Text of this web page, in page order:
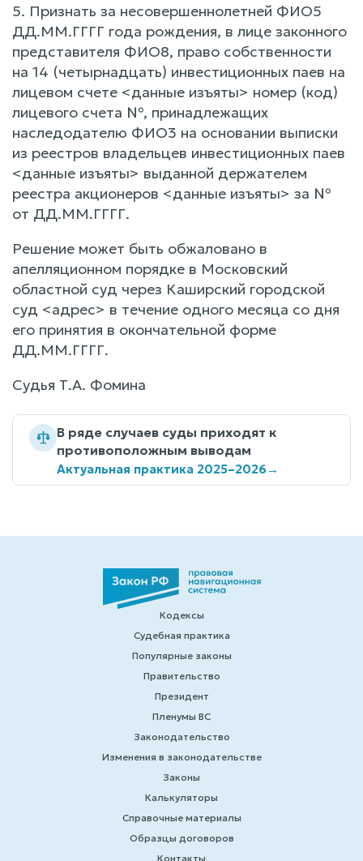
5. Признать за несовершеннолетней ФИО5
ДД.ММ.ГГГГ года рождения, в лице законного
представителя ФИО8, право собственности
на 14 (четырнадцать) инвестиционных паев на
лицевом счете <данные изъяты> номер (код)
лицевого счета №, принадлежащих
наследодателю ФИО3 на основании выписки
из реестров владельцев инвестиционных паев
<данные изъяты> выданной держателем
реестра акционеров <данные изъяты> за №
от ДД.ММ.ГГГГ.
Решение может быть обжаловано в
апелляционном порядке в Московский
областной суд через Каширский городской
суд <адрес> в течение одного месяца со дня
его принятия в окончательной форме
ДД.ММ.ГГГГ.
Судья Т.А. Фомина
В ряде случаев суды приходят к
противоположным выводам
Актуальная практика 2025–2026→
Кодексы
Судебная практика
Популярные законы
Правительство
Президент
Пленумы ВС
Законодательство
Изменения в законодательстве
Законы
Калькуляторы
Справочные материалы
Образцы договоров
Контакты